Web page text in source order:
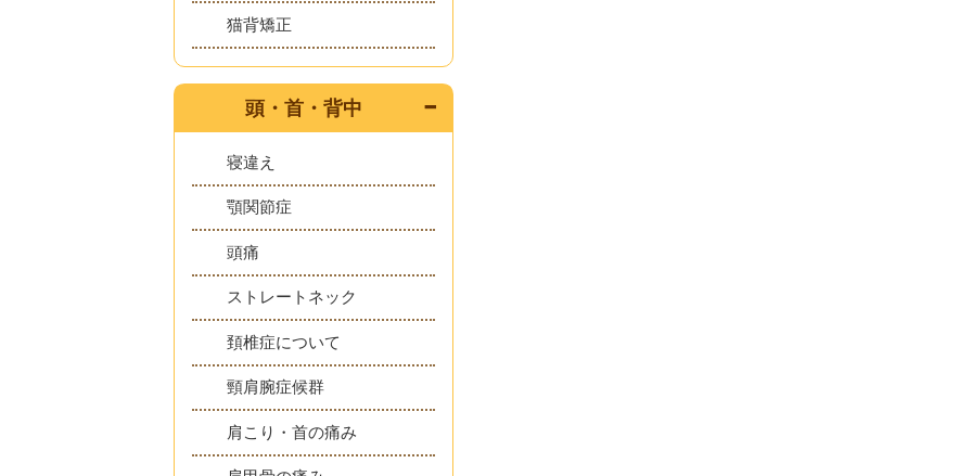
猫背矯正
頭・首・背中
寝違え
顎関節症
頭痛
ストレートネック
頚椎症について
頸肩腕症候群
肩こり・首の痛み